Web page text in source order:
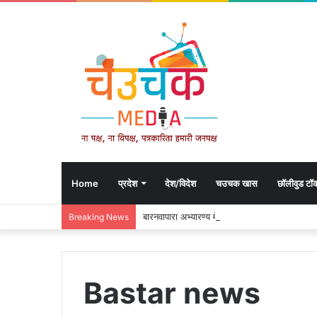
Home प्रदेश देश/विदेश चउचक खास छॉलीवुड
Breaking News बारनवापारा अभ्यारण्य में दिखा ‘मां का प्यार’, नन्हें
Bastar news